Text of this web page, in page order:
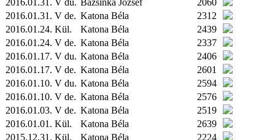
2016.01.31. V de. Katona Béla
2312
2016.01.24. Kül. Katona Béla
2439
2016.01.24. V de. Katona Béla
2337
2016.01.17. V du. Katona Béla
2406
2016.01.17. V de. Katona Béla
2601
2016.01.10. V du. Katona Béla
2594
2016.01.10. V de. Katona Béla
2576
2016.01.03. V de. Katona Béla
2519
2016.01.01. Kül. Katona Béla
2639
2015.12.31. Kül. Katona Béla
2224